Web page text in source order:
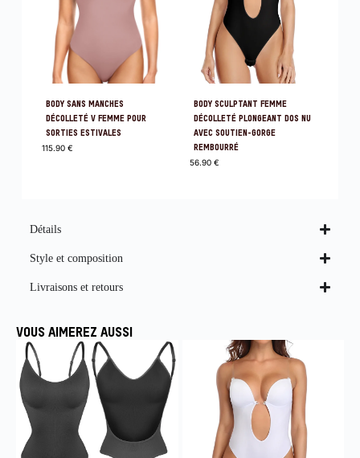
BODY SANS MANCHES
DÉCOLLETÉ V FEMME POUR
SORTIES ESTIVALES
115.90 €
BODY SCULPTANT FEMME
DÉCOLLETÉ PLONGEANT DOS NU
AVEC SOUTIEN-GORGE
REMBOURRÉ
56.90€
Détails
Style et composition
Livraisons et retours
VOUS AIMEREZ AUSSI